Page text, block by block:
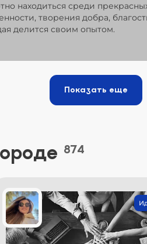
находиться среди
творения добра,
делится своим опытом.
Показать еще
874